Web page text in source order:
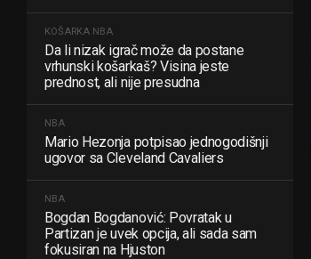
KOŠARKA NBA
Da li nizak igrač može da postane
vrhunski košarkaš? Visina jeste
prednost, ali nije presudna
NBA
Mario Hezonja potpisao jednogodišnji
ugovor sa Cleveland Cavaliers
NBA
Bogdan Bogdanović: Povratak u
Partizan je uvek opcija, ali sada sam
fokusiran na Hjuston